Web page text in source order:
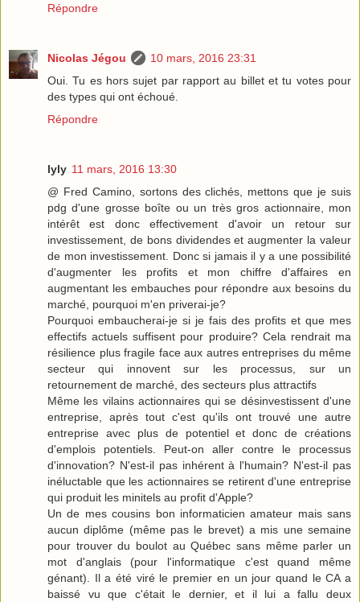
Répondre
Nicolas Jégou
10 mars, 2016 23:31
Oui. Tu es hors sujet par rapport au billet et tu votes pour
des types qui ont échoué.
Répondre
lyly 11 mars, 2016 13:30
@ Fred Camino, sortons des clichés, mettons que je suis
pdg d'une grosse boîte ou un très gros actionnaire, mon
intérêt est donc effectivement d'avoir un retour sur
investissement, de bons dividendes et augmenter la valeur
de mon investissement. Donc si jamais il y a une possibilité
d'augmenter les profits et mon chiffre d'affaires en
augmentant les embauches pour répondre aux besoins du
marché, pourquoi m'en priverai-je?
Pourquoi embaucherai-je si je fais des profits et que mes
effectifs actuels suffisent pour produire? Cela rendrait ma
résilience plus fragile face aux autres entreprises du même
secteur qui innovent sur les processus, sur un
retournement de marché, des secteurs plus attractifs
Même les vilains actionnaires qui se désinvestissent d'une
entreprise, après tout c'est qu'ils ont trouvé une autre
entreprise avec plus de potentiel et donc de créations
d'emplois potentiels. Peut-on aller contre le processus
d'innovation? N'est-il pas inhérent à l'humain? N'est-il pas
inéluctable que les actionnaires se retirent d'une entreprise
qui produit les minitels au profit d'Apple?
Un de mes cousins bon informaticien amateur mais sans
aucun diplôme (même pas le brevet) a mis une semaine
pour trouver du boulot au Québec sans même parler un
mot d'anglais (pour l'informatique c'est quand même
génant). Il a été viré le premier en un jour quand le CA a
baissé vu que c'était le dernier, et il lui a fallu deux